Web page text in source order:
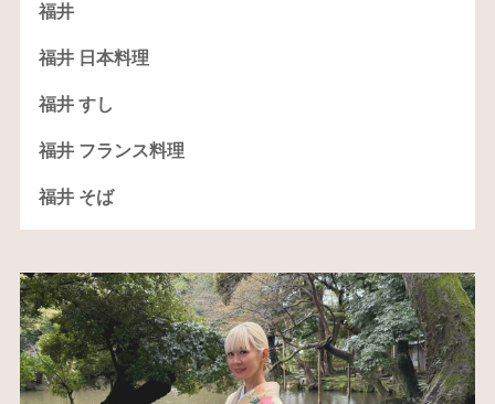
福井
福井 日本料理
福井 すし
福井 フランス料理
福井 そば